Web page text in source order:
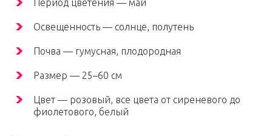
Период цветения — май
Освещенность — солнце, полутень
Почва — гумусная, плодородная
Размер — 25–60 см
Цвет — розовый, все цвета от сиреневого до
фиолетового, белый